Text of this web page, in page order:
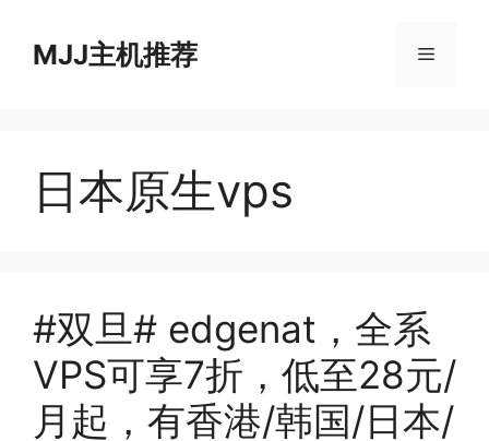
MJJ主机推荐 菜
日本原生vps
#双旦# edgenat，全系
VPS可享7折，低至28元/
月起，有香港/韩国/日本/